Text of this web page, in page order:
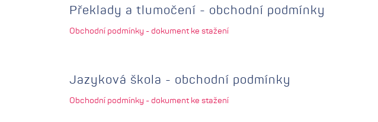
Překlady a tlumočení - obchodní podmínky
Obchodní podmínky - dokument ke stažení
Jazyková škola - obchodní podmínky
Obchodní podmínky - dokument ke stažení